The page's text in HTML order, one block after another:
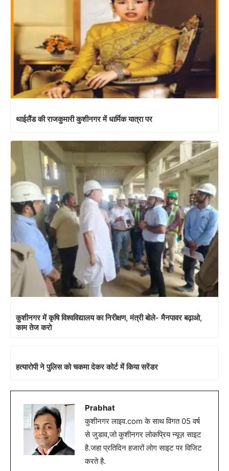
थाईलैंड की राजकुमारी कुशीनगर में धार्मिक यात्रा पर
कुशीनगर में कृषि विश्वविद्यालय का निरीक्षण, मंत्री बोले- मैनपावर बढ़ाओ,
काम तेज करो
हत्यारोपी ने पुलिस को चकमा देकर कोर्ट में किया सरेंडर
Prabhat
कुशीनगर लाइव.com के साथ विगत 05 वर्ष
से जुडाव,जो कुशीनगर लोकप्रिय न्यूज़ साइट
है.जहा प्रतिदिन हजारों लोग साइट पर विजिट
करते है.